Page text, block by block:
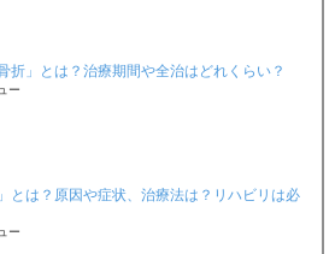
折」とは？治療期間や全治はどれくらい？
ー
とは？原因や症状、治療法は？リハビリは必
ー